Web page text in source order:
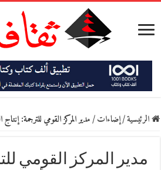
الرئيسية/إضاءات/مدير المركز القومي للترجمة:
مدير المركز القومي